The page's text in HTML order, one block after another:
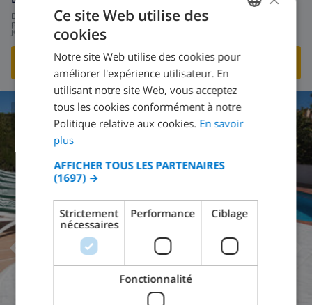
par
jour 334,85 $US
VOIR CETTE VILLA›
/ 10 |8 AVIS
DUTCH
SPANISH
GERMAN
DANISH
Ce site Web utilise des
cookies
Notre site Web utilise des cookies pour
améliorer l'expérience utilisateur. En
utilisant notre site Web, vous acceptez
tous les cookies conformément à notre
Politique relative aux cookies. En savoir
plus
AFFICHER TOUS LES PARTENAIRES
(1697) →
Strictement
nécessaires
Performance Ciblage
Fonctionnalité